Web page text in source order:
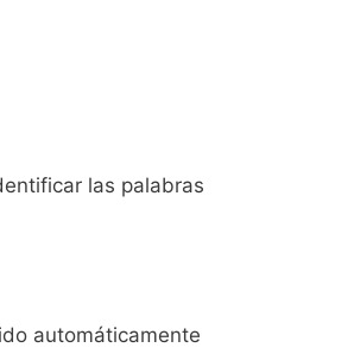
las palabras
automáticamente